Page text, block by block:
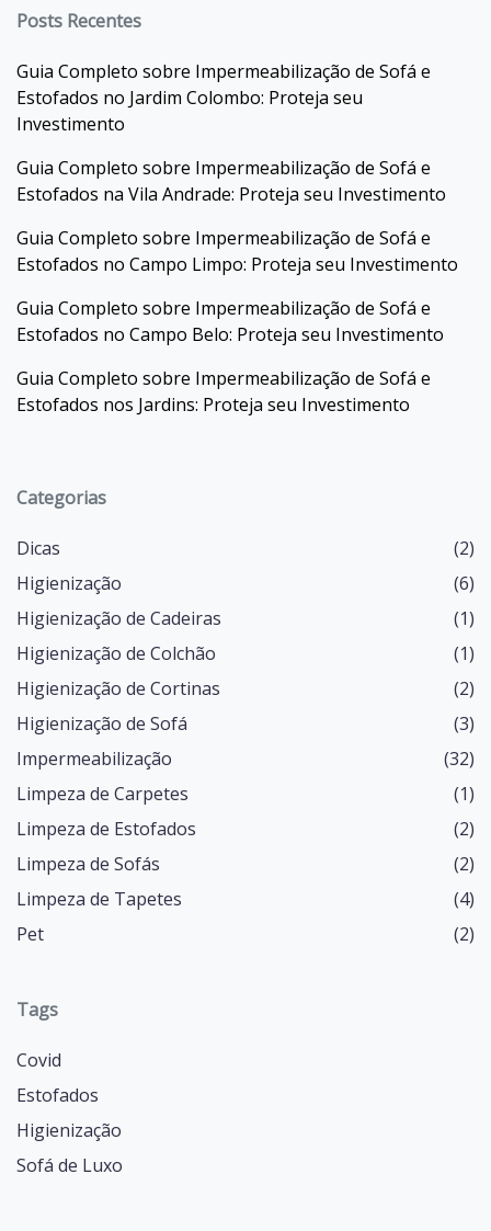
Posts Recentes
Guia Completo sobre Impermeabilização de Sofá e
Estofados no Jardim Colombo: Proteja seu
Investimento
Guia Completo sobre Impermeabilização de Sofá e
Estofados na Vila Andrade: Proteja seu Investimento
Guia Completo sobre Impermeabilização de Sofá e
Estofados no Campo Limpo: Proteja seu Investimento
Guia Completo sobre Impermeabilização de Sofá e
Estofados no Campo Belo: Proteja seu Investimento
Guia Completo sobre Impermeabilização de Sofá e
Estofados nos Jardins: Proteja seu Investimento
Categorias
Dicas
(2)
Higienização
(6)
Higienização de Cadeiras
(1)
Higienização de Colchão
(1)
Higienização de Cortinas
(2)
Higienização de Sofá
(3)
Impermeabilização
(32)
Limpeza de Carpetes
(1)
Limpeza de Estofados
(2)
Limpeza de Sofás
(2)
Limpeza de Tapetes
(4)
Pet
(2)
Tags
Covid
Estofados
Higienização
Sofá de Luxo